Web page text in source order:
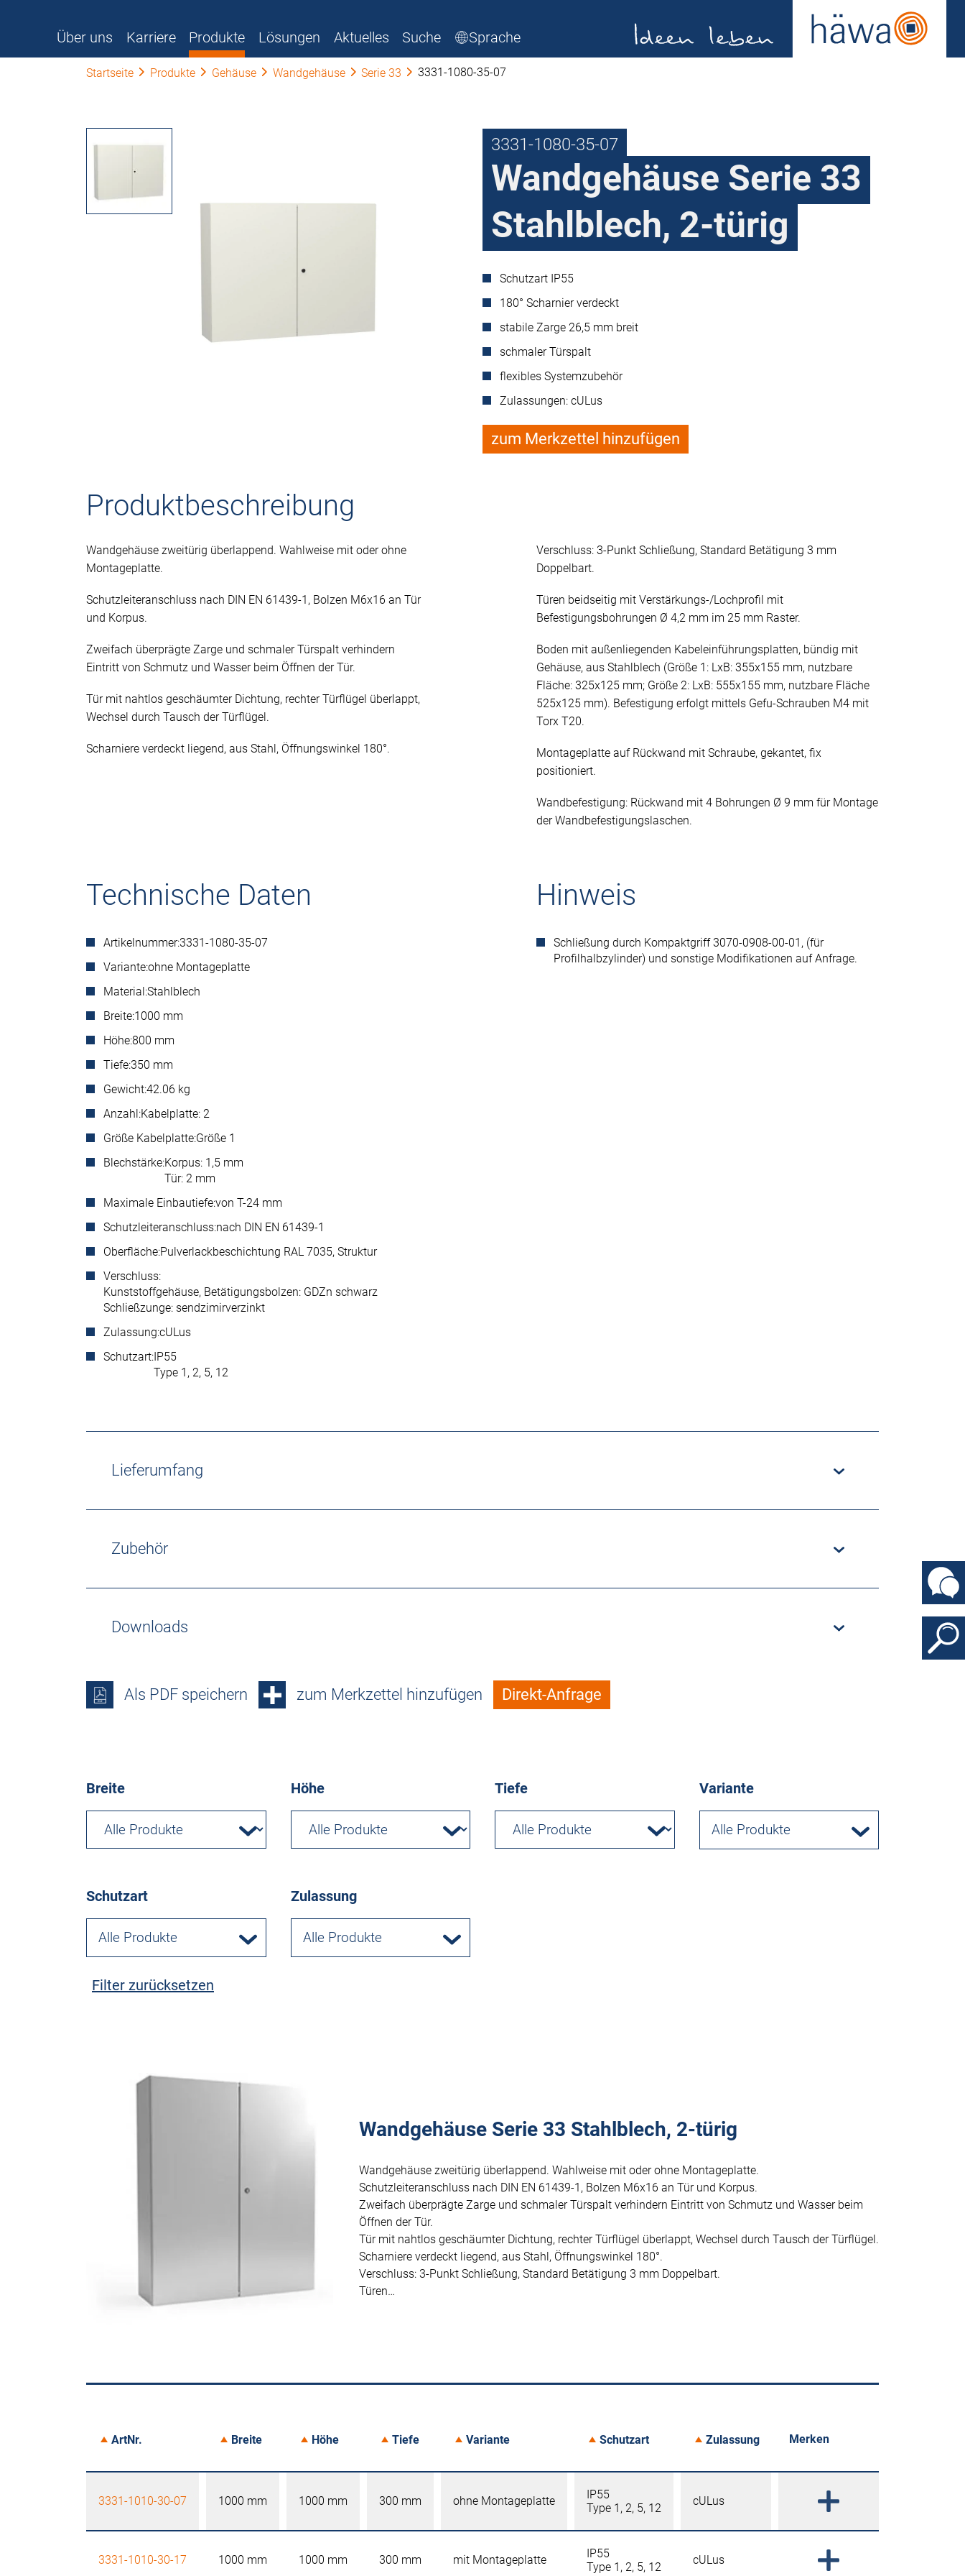
Über uns Karriere Produkte Lösungen Aktuelles Suche Sprache
Startseite Produkte Gehäuse Wandgehäuse Serie 33 3331-1080-35-07
3331-1080-35-07
Wandgehäuse Serie 33
Stahlblech, 2-türig
Schutzart IP55
180° Scharnier verdeckt
stabile Zarge 26,5 mm breit
schmaler Türspalt
flexibles Systemzubehör
Zulassungen: cULus
zum Merkzettel hinzufügen
Produktbeschreibung
Wandgehäuse zweitürig überlappend. Wahlweise mit oder ohne
Montageplatte.
Schutzleiteranschluss nach DIN EN 61439-1, Bolzen M6x16 an Tür
und Korpus.
Zweifach überprägte Zarge und schmaler Türspalt verhindern
Eintritt von Schmutz und Wasser beim Öffnen der Tür.
Tür mit nahtlos geschäumter Dichtung, rechter Türflügel überlappt,
Wechsel durch Tausch der Türflügel.
Scharniere verdeckt liegend, aus Stahl, Öffnungswinkel 180°.
Verschluss: 3-Punkt Schließung, Standard Betätigung 3 mm
Doppelbart.
Türen beidseitig mit Verstärkungs-/Lochprofil mit
Befestigungsbohrungen Ø 4,2 mm im 25 mm Raster.
Boden mit außenliegenden Kabeleinführungsplatten, bündig mit
Gehäuse, aus Stahlblech (Größe 1: LxB: 355x155 mm, nutzbare
Fläche: 325x125 mm; Größe 2: LxB: 555x155 mm, nutzbare Fläche
525x125 mm). Befestigung erfolgt mittels Gefu-Schrauben M4 mit
Torx T20.
Montageplatte auf Rückwand mit Schraube, gekantet, fix
positioniert.
Wandbefestigung: Rückwand mit 4 Bohrungen Ø 9 mm für Montage
der Wandbefestigungslaschen.
Technische Daten
Artikelnummer:3331-1080-35-07
Variante:ohne Montageplatte
Material:Stahlblech
Breite:1000 mm
Höhe:800 mm
Tiefe:350 mm
Gewicht:42.06 kg
Anzahl:Kabelplatte: 2
Größe Kabelplatte:Größe 1
Blechstärke:Korpus: 1,5 mm
Tür: 2 mm
Maximale Einbautiefe:von T-24 mm
Schutzleiteranschluss:nach DIN EN 61439-1
Oberfläche:Pulverlackbeschichtung RAL 7035, Struktur
Verschluss:
Kunststoffgehäuse, Betätigungsbolzen: GDZn schwarz
Schließzunge: sendzimirverzinkt
Zulassung:cULus
Schutzart:IP55
Type 1, 2, 5, 12
Hinweis
Schließung durch Kompaktgriff 3070-0908-00-01, (für
Profilhalbzylinder) und sonstige Modifikationen auf Anfrage.
Lieferumfang
Zubehör
Downloads
Als PDF speichern zum Merkzettel hinzufügen Direkt-Anfrage
Breite Höhe Tiefe Variante
Alle Produkte
Schutzart
Alle Produkte
Zulassung
Alle Produkte
Filter zurücksetzen
Wandgehäuse Serie 33 Stahlblech, 2-türig
Wandgehäuse zweitürig überlappend. Wahlweise mit oder ohne Montageplatte.
Schutzleiteranschluss nach DIN EN 61439-1, Bolzen M6x16 an Tür und Korpus.
Zweifach überprägte Zarge und schmaler Türspalt verhindern Eintritt von Schmutz und Wasser beim
Öffnen der Tür.
Tür mit nahtlos geschäumter Dichtung, rechter Türflügel überlappt, Wechsel durch Tausch der Türflügel.
Scharniere verdeckt liegend, aus Stahl, Öffnungswinkel 180°.
Verschluss: 3-Punkt Schließung, Standard Betätigung 3 mm Doppelbart.
Türen…
ArtNr. Breite Höhe Tiefe Variante Schutzart Zulassung Merken
3331-1010-30-07 1000 mm 1000 mm 300 mm ohne Montageplatte
IP55
Type 1, 2, 5, 12
cULus
3331-1010-30-17 1000 mm 1000 mm 300 mm mit Montageplatte
IP55
Type 1, 2, 5, 12
cULus